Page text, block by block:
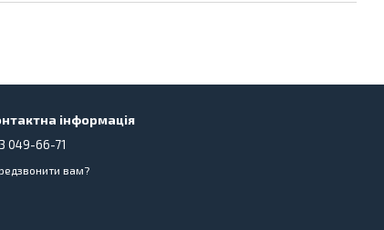
інформація
049-66-71
вам?